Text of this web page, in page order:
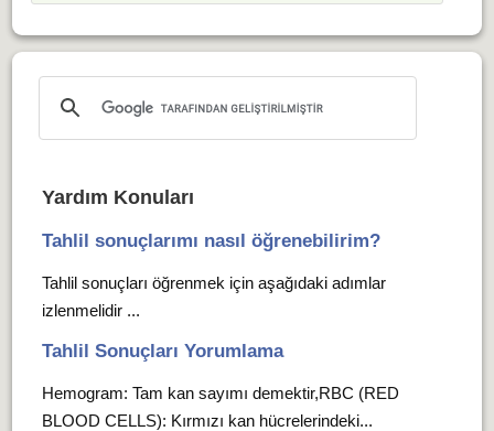
Yardım Konuları
Tahlil sonuçlarımı nasıl öğrenebilirim?
Tahlil sonuçları öğrenmek için aşağıdaki adımlar
izlenmelidir ...
Tahlil Sonuçları Yorumlama
Hemogram: Tam kan sayımı demektir,RBC (RED
BLOOD CELLS): Kırmızı kan hücrelerindeki...